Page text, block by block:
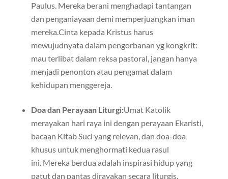
Paulus. Mereka berani menghadapi tantangan
dan penganiayaan demi memperjuangkan iman
mereka.Cinta kepada Kristus harus
mewujudnyata dalam pengorbanan yg kongkrit:
mau terlibat dalam reksa pastoral, jangan hanya
menjadi penonton atau pengamat dalam
kehidupan menggereja.
Doa dan Perayaan Liturgi:Umat Katolik
merayakan hari raya ini dengan perayaan Ekaristi,
bacaan Kitab Suci yang relevan, dan doa-doa
khusus untuk menghormati kedua rasul
ini. Mereka berdua adalah inspirasi hidup yang
patut dan pantas dirayakan secara liturgis.